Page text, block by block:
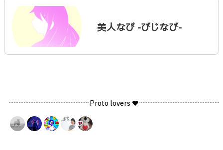
美人なび -びじなび-
Proto lovers ♥